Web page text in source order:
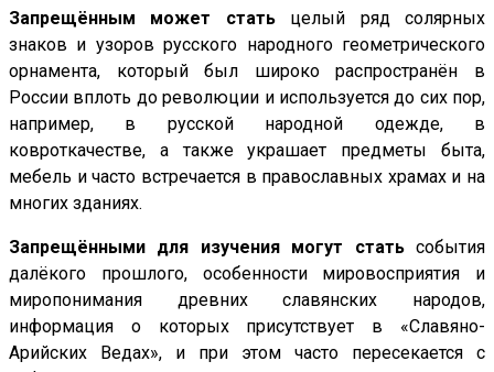
Запрещённым может статьцелый ряд солярных
знаков и узоров русского народного геометрического
орнамента, который был широко распространён в
России вплоть до революции и используется до сих пор,
например, в русской народной одежде, в
ковроткачестве, а также украшает предметы быта,
мебель и часто встречается в православных храмах и на
многих зданиях.
Запрещёнными для изучения могут статьсобытия
далёкого прошлого, особенности мировосприятия и
миропонимания древних славянских народов,
информация о которых присутствует в «Славяно-
Арийских Ведах», и при этом часто пересекается с